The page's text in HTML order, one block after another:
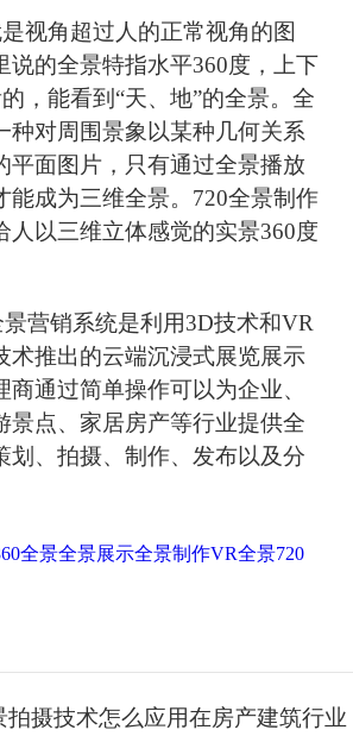
视角超过人的正常视角的图
说的全景特指水平360度，上下
，能看到“天、地”的全景。全
种对周围景象以某种几何关系
平面图片，只有通过全景播放
能成为三维全景。720全景制作
人以三维立体感觉的实景360度
营销系统是利用3D技术和VR
术推出的云端沉浸式展览展示
商通过简单操作可以为企业、
景点、家居房产等行业提供全
划、拍摄、制作、发布以及分
全景全景展示全景制作VR全景720
拍摄技术怎么应用在房产建筑行业